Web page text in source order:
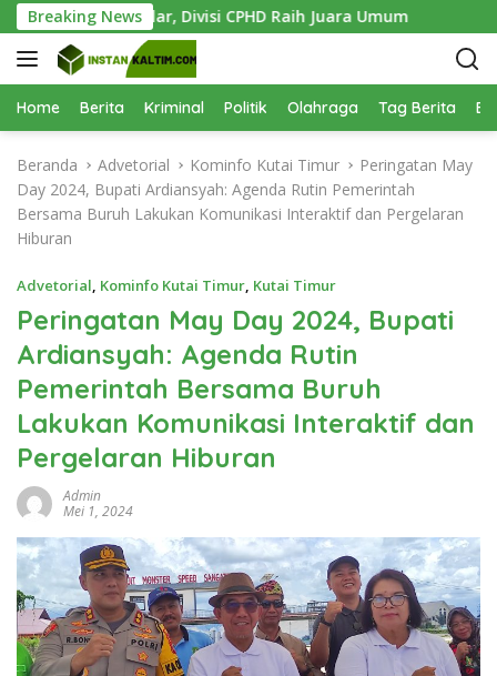
a
g
u
Breaking News
Digelar, Divisi CPHD Raih Juara Umum
Home Berita Kriminal Politik Olahraga Tag Berita
Beranda Advetorial Kominfo Kutai Timur
Peringatan May
Day 2024, Bupati Ardiansyah: Agenda Rutin Pemerintah
Bersama Buruh Lakukan Komunikasi Interaktif dan Pergelaran
Hiburan
Advetorial, Kominfo Kutai Timur, Kutai Timur
Peringatan May Day 2024, Bupati
Ardiansyah: Agenda Rutin
Pemerintah Bersama Buruh
Lakukan Komunikasi Interaktif dan
Pergelaran Hiburan
Admin
Mei 1, 2024